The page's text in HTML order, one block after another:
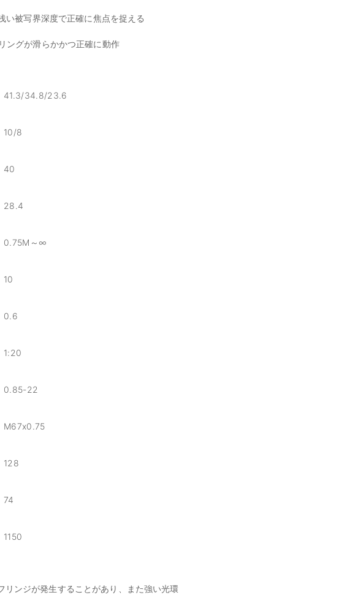
被写界深度で正確に焦点を捉える
ングが滑らかかつ正確に動作
41.3/34.8/23.6
10/8
40
28.4
0.75M～∞
10
0.6
1:20
0.85-22
M67x0.75
128
74
1150
ンジが発生することがあり、また強い光環